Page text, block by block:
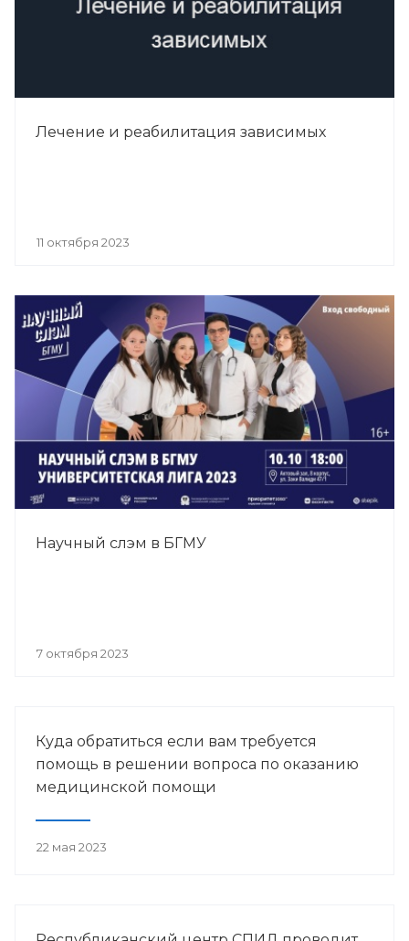
Лечение и реабилитация зависимых
11 октября 2023
Научный слэм в БГМУ
7 октября 2023
Куда обратиться если вам требуется
помощь в решении вопроса по оказанию
медицинской помощи
22 мая 2023